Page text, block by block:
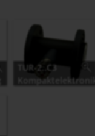
TUR-2..C3
Kompaktelektronik